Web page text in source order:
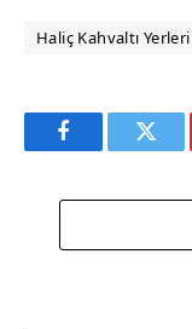
Haliç Kahvaltı Yerleri
Facebook